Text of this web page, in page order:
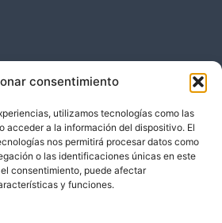
consentimiento
utilizamos tecnologías como las
acceder a la información del dispositivo. El
nos permitirá procesar datos como
o las identificaciones únicas en este
consentimiento, puede afectar
y funciones.
(UE)
no dar mucho el
cosas importantes.